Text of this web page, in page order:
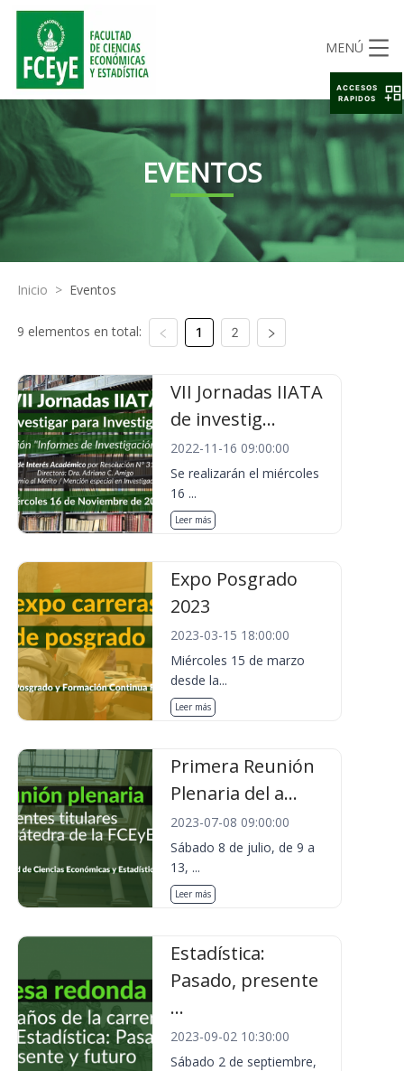
MENÚ
EVENTOS
Inicio > Eventos
9 elementos en total: 1 2
VII Jornadas IIATA
de investig...
2022-11-16 09:00:00
Se realizarán el miércoles
16 ...
Leer más
Expo Posgrado
2023
2023-03-15 18:00:00
Miércoles 15 de marzo
desde la...
Leer más
Primera Reunión
Plenaria del a...
2023-07-08 09:00:00
Sábado 8 de julio, de 9 a
13, ...
Leer más
Estadística:
Pasado, presente
...
2023-09-02 10:30:00
Sábado 2 de septiembre,
ACCESOS
RAPIDOS